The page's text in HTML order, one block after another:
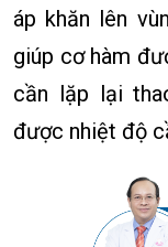
áp khăn lên
giúp cơ hàm
cần lặp lại
được nhiệt độ